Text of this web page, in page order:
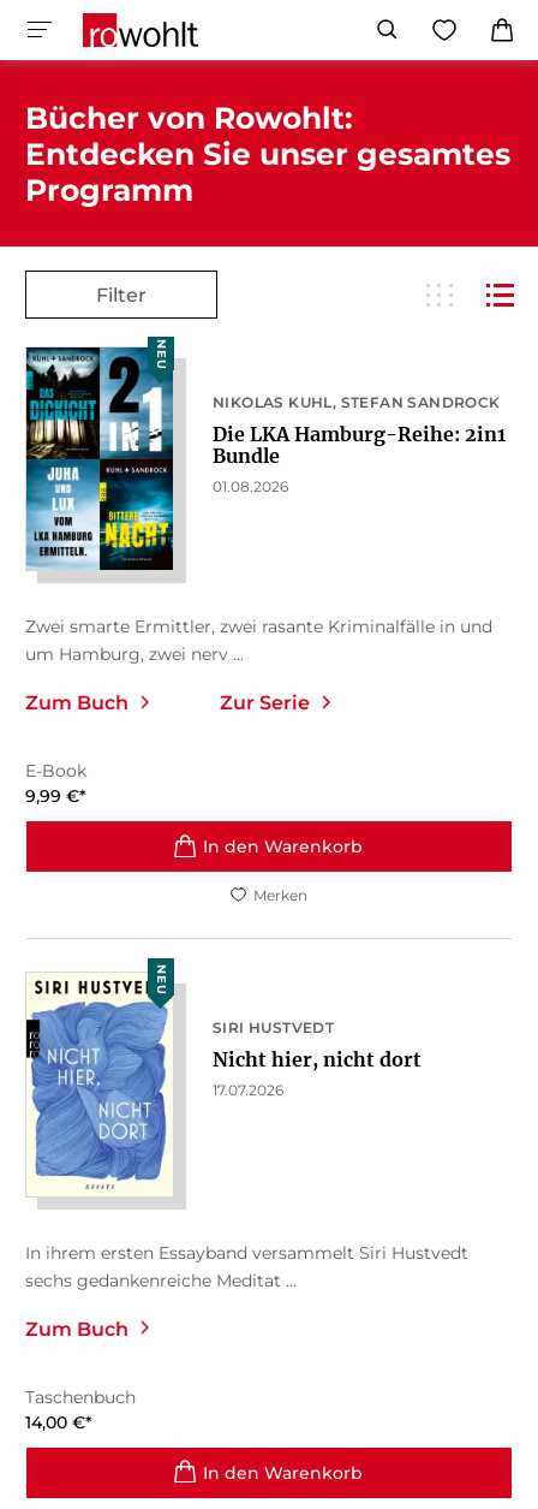
Bücher von Rowohlt:
Entdecken Sie unser gesamtes
Programm
Filter
NEU
NIKOLAS KUHL STEFAN SANDROCK
Die LKA Hamburg-Reihe: 2in1
Bundle
01.08.2026
Zwei smarte Ermittler, zwei rasante Kriminalfälle in und
um Hamburg, zwei nerv ...
Zum Buch Zur Serie
E-Book
9,99 €*
In den Warenkorb
Merken
NEU
SIRI HUSTVEDT
Nicht hier, nicht dort
17.07.2026
In ihrem ersten Essayband versammelt Siri Hustvedt
sechs gedankenreiche Meditat ...
Zum Buch
Taschenbuch
14,00 €*
In den Warenkorb